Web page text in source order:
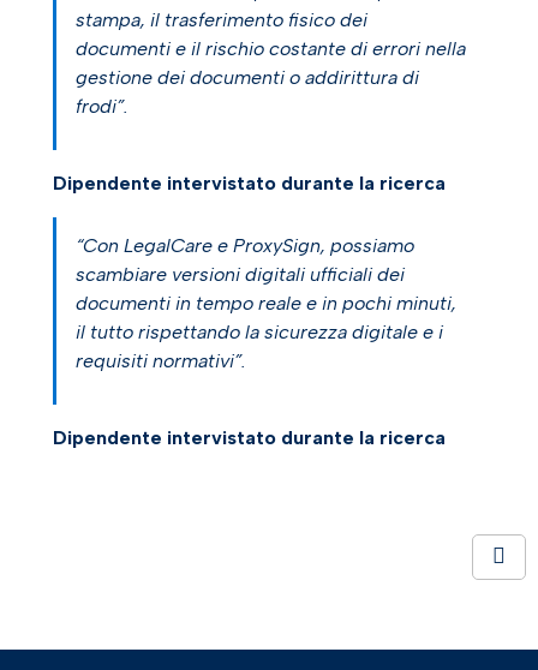
stampa, il trasferimento fisico dei
documenti e il rischio costante di errori nella
gestione dei documenti o addirittura di
frodi”.
Dipendente intervistato durante la ricerca
“Con LegalCare e ProxySign, possiamo
scambiare versioni digitali ufficiali dei
documenti in tempo reale e in pochi minuti,
il tutto rispettando la sicurezza digitale e i
requisiti normativi”.
Dipendente intervistato durante la ricerca